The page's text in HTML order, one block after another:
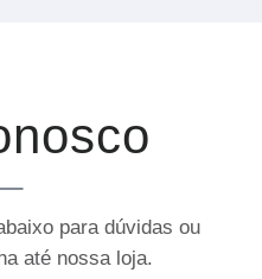
para dúvidas ou
até nossa loja.